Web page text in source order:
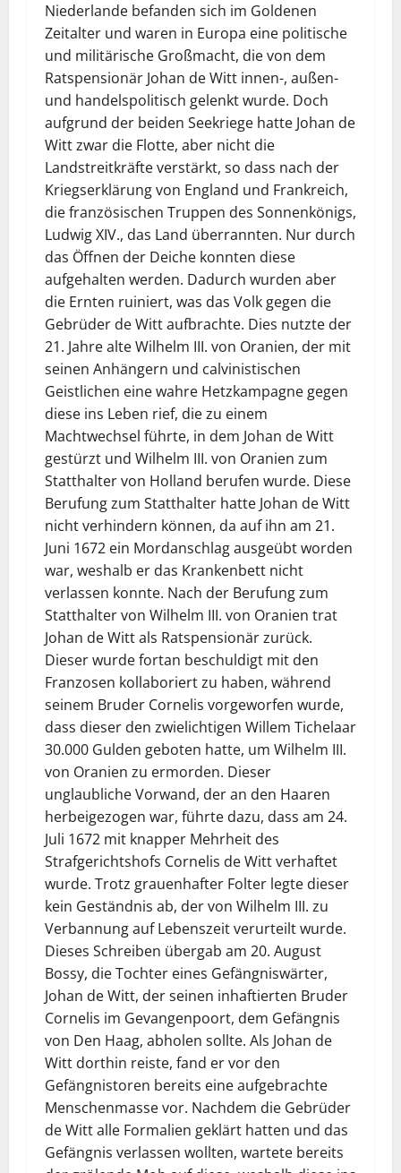
Niederlande befanden sich im Goldenen
Zeitalter und waren in Europa eine politische
und militärische Großmacht, die von dem
Ratspensionär Johan de Witt innen-, außen-
und handelspolitisch gelenkt wurde. Doch
aufgrund der beiden Seekriege hatte Johan de
Witt zwar die Flotte, aber nicht die
Landstreitkräfte verstärkt, so dass nach der
Kriegserklärung von England und Frankreich,
die französischen Truppen des Sonnenkönigs,
Ludwig XIV., das Land überrannten. Nur durch
das Öffnen der Deiche konnten diese
aufgehalten werden. Dadurch wurden aber
die Ernten ruiniert, was das Volk gegen die
Gebrüder de Witt aufbrachte. Dies nutzte der
21. Jahre alte Wilhelm III. von Oranien, der mit
seinen Anhängern und calvinistischen
Geistlichen eine wahre Hetzkampagne gegen
diese ins Leben rief, die zu einem
Machtwechsel führte, in dem Johan de Witt
gestürzt und Wilhelm III. von Oranien zum
Statthalter von Holland berufen wurde. Diese
Berufung zum Statthalter hatte Johan de Witt
nicht verhindern können, da auf ihn am 21.
Juni 1672 ein Mordanschlag ausgeübt worden
war, weshalb er das Krankenbett nicht
verlassen konnte. Nach der Berufung zum
Statthalter von Wilhelm III. von Oranien trat
Johan de Witt als Ratspensionär zurück.
Dieser wurde fortan beschuldigt mit den
Franzosen kollaboriert zu haben, während
seinem Bruder Cornelis vorgeworfen wurde,
dass dieser den zwielichtigen Willem Tichelaar
30.000 Gulden geboten hatte, um Wilhelm III.
von Oranien zu ermorden. Dieser
unglaubliche Vorwand, der an den Haaren
herbeigezogen war, führte dazu, dass am 24.
Juli 1672 mit knapper Mehrheit des
Strafgerichtshofs Cornelis de Witt verhaftet
wurde. Trotz grauenhafter Folter legte dieser
kein Geständnis ab, der von Wilhelm III. zu
Verbannung auf Lebenszeit verurteilt wurde.
Dieses Schreiben übergab am 20. August
Bossy, die Tochter eines Gefängniswärter,
Johan de Witt, der seinen inhaftierten Bruder
Cornelis im Gevangenpoort, dem Gefängnis
von Den Haag, abholen sollte. Als Johan de
Witt dorthin reiste, fand er vor den
Gefängnistoren bereits eine aufgebrachte
Menschenmasse vor. Nachdem die Gebrüder
de Witt alle Formalien geklärt hatten und das
Gefängnis verlassen wollten, wartete bereits